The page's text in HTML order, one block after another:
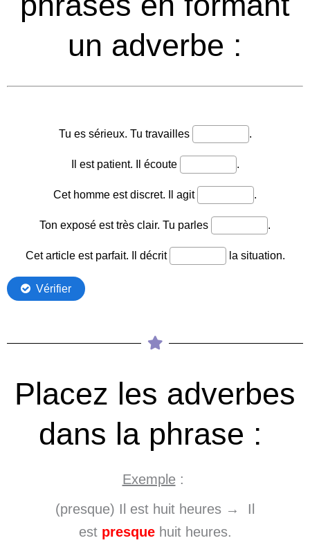
un adverbe :
Placez les adverbes
dans la phrase :
Exemple:
(presque) Il est huit heures → Il
est presquehuit heures.